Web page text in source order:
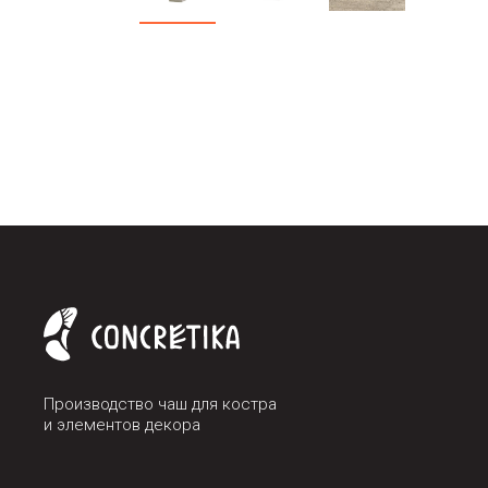
Производство чаш для костра
и элементов декора